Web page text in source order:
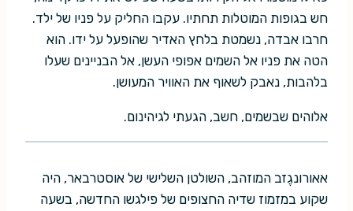
חש בגופות המוטלות תחתיו. עקבו החליק על פניו של ילד.
חרבו אבדה, נשמטת בלחץ האדיר שהופעל על ידו. הוא
הטה את פניו אל השמים אפופי העשן, אל הבניינים שעלו
בלהבות, נאבק לשאוף את האוויר המעושן.
אלוהים שבשמים, חשב, הגעתי לגיהינום.
אאורונגֶזב המוזהב, השולטן השלישי של אוסטרבאר, היה
שקוע במזמוז שדיה החצופים של פילגשו החדשה, בשעה